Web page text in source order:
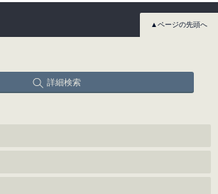
▲ページの先頭へ
詳細検索